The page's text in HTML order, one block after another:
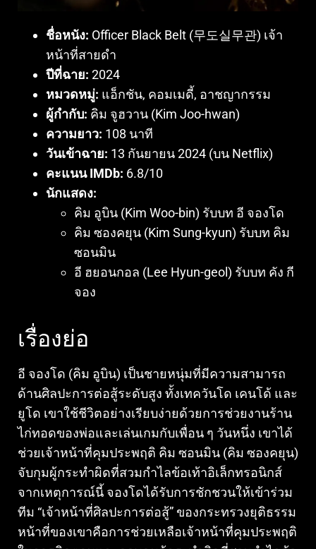
ชื่อหนัง: Officer Black Belt (무도실무관) เจ้า
หน้าที่สายดำ
ปีที่ฉาย: 2024
หมวดหมู่: แอ็กชัน, คอมเมดี้, อาชญากรรม
ผู้กำกับ: คิม จูฮวาน (Kim Joo-hwan)
ความยาว: 108 นาที
วันเข้าฉาย: 13 กันยายน 2024 (บน Netflix)
คะแนน IMDb: 6.8/10
นักแสดง:
คิม อูบิน (Kim Woo-bin) รับบท อี จองโด
คิม ซองคยุน (Kim Sung-kyun) รับบท คิม
ซอนมิน
อี ฮยอนกอล (Lee Hyun-geol) รับบท คัง กี
จอง
เรื่องย่อ
อี จองโด (คิม อูบิน) เป็นชายหนุ่มที่มีความสามารถ
ด้านศิลปะการต่อสู้ระดับสูง ทั้งเทควันโด เคนโด้ และ
ยูโด เขาใช้ชีวิตอย่างเรียบง่ายด้วยการช่วยงานร้าน
ไก่ทอดของพ่อและเล่นเกมกับเพื่อน ๆ วันหนึ่ง เขาได้
ช่วยเจ้าหน้าที่คุมประพฤติ คิม ซอนมิน (คิม ซองคยุน)
จับกุมผู้กระทำผิดที่สวมกำไลข้อเท้าอิเล็กทรอนิกส์
จากเหตุการณ์นี้ จองโดได้รับการชักชวนให้เข้าร่วม
ทีม “เจ้าหน้าที่ศิลปะการต่อสู้” ของกระทรวงยุติธรรม
หน้าที่ของเขาคือการช่วยเหลือเจ้าหน้าที่คุมประพฤติ